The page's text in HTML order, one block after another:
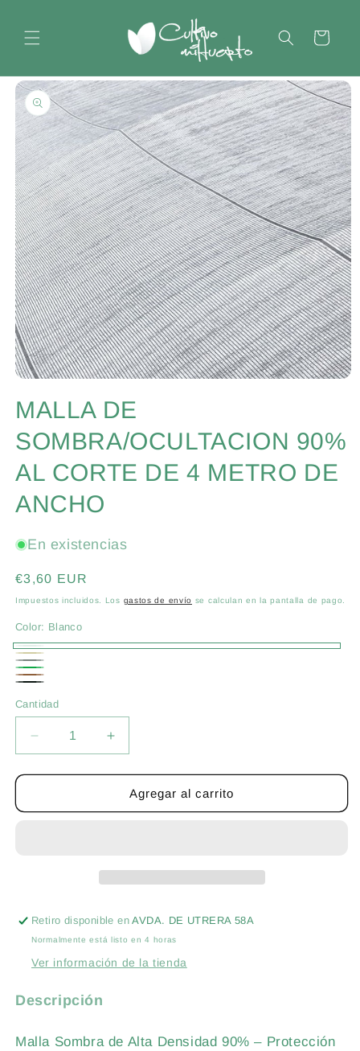
al contenido
Carrito
directamente
a la
información
del producto
multimedia
1
en
una
modal
MALLA DE
SOMBRA/OCULTACION 90%
AL CORTE DE 4 METRO DE
ANCHO
En existencias
Precio
habitual
€3,60 EUR
Impuestos incluidos. Los gastos de envío se calculan en la pantalla de pago.
Color: Blanco
Blanco
Beige
Gris
Verde
Marrón
Cantidad
Cantidad
Reducir
cantidad
para
DE
METRO
DE
ANCHO
Aumentar
cantidad
para
MALLA
DE
METRO
DE
ANCHO
Agregar al carrito
Retiro disponible enAVDA. DE UTRERA 58A
Normalmente está listo en 4 horas
Ver información de la tienda
Descripción
Malla Sombra de Alta Densidad 90% – Protección